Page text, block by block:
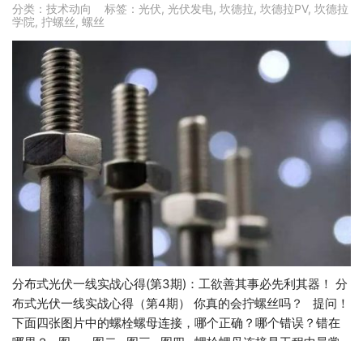
分类： 技术动向 标签： 光伏, 光伏发电, 坎德拉, 坎德拉PV, 坎德拉
学院, 拧螺丝, 螺丝
分布式光伏一线实战心得(第3期)：工欲善其事必先利其器！ 分
布式光伏一线实战心得（第4期） 你真的会拧螺丝吗？ 提问！
下面四张图片中的螺栓螺母连接，哪个正确？哪个错误？错在